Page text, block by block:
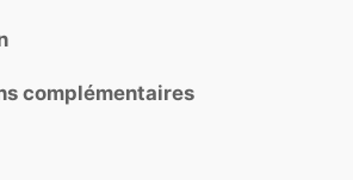
complémentaires